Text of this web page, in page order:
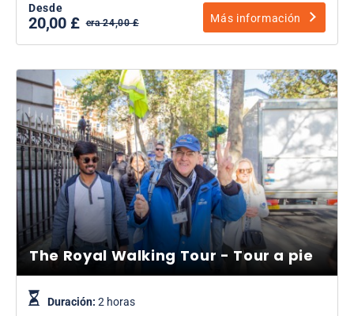
Desde
20,00 £ era 24,00 £ Más información
The Royal Walking Tour - Tour a pie
Duración: 2 horas